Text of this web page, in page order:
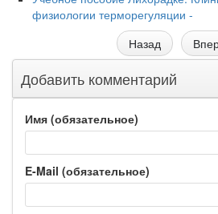
физиологии терморегуляции -
Назад
Добавить комментарий
Имя (обязательное)
E-Mail (обязательное)